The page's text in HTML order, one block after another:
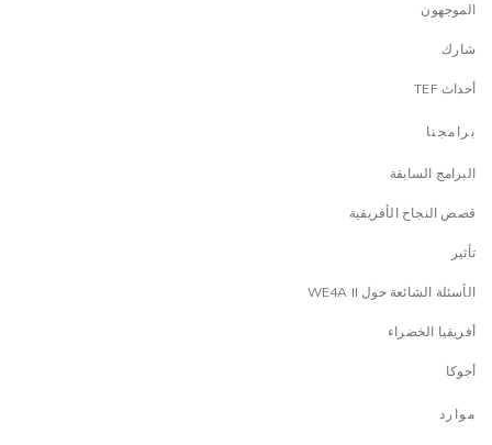
الموجهون
شارك
أحداث TEF
برامجنا
البرامج السابقة
قصص النجاح الأفريقية
تأثير
الأسئلة الشائعة حول WE4A II
أفريقيا الخضراء
أجوكا
موارد